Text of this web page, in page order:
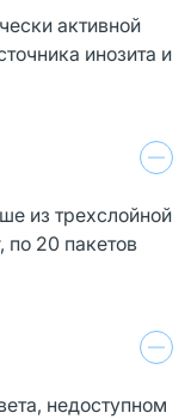
активной
инозита и
из трехслойной
20 пакетов
недоступном